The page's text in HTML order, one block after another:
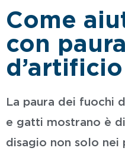
Come
con
d’artificio
La paura dei fuochi
e gatti mostrano è
disagio non solo nei